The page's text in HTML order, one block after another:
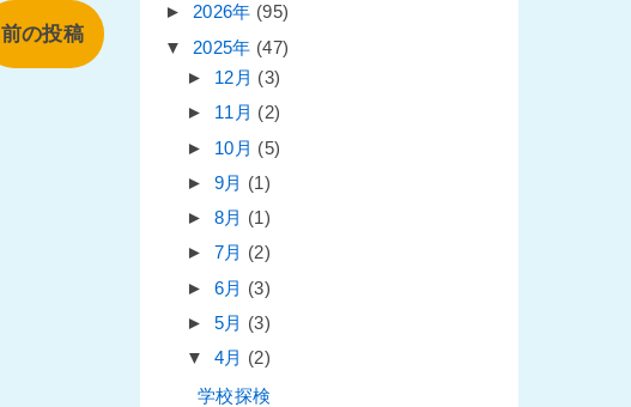
前の投稿
► 2026年 (95)
▼ 2025年 (47)
► 12月 (3)
► 11月 (2)
► 10月 (5)
► 9月 (1)
► 8月 (1)
► 7月 (2)
► 6月 (3)
► 5月 (3)
▼ 4月 (2)
学校探検